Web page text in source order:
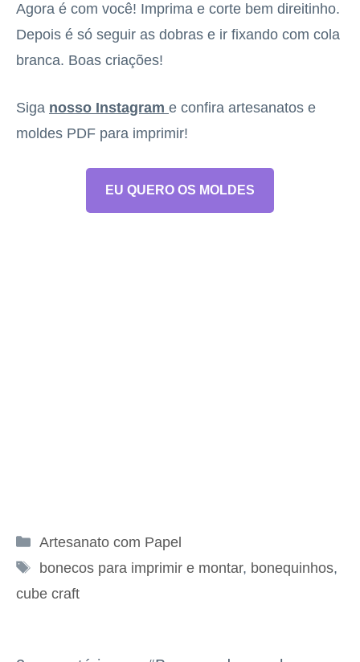
Agora é com você! Imprima e corte bem direitinho.
Depois é só seguir as dobras e ir fixando com cola
branca. Boas criações!
Siga nosso Instagram e confira artesanatos e
moldes PDF para imprimir!
EU QUERO OS MOLDES
Categorias
Artesanato com Papel
Tags
bonecos para imprimir e montar, bonequinhos,
cube craft